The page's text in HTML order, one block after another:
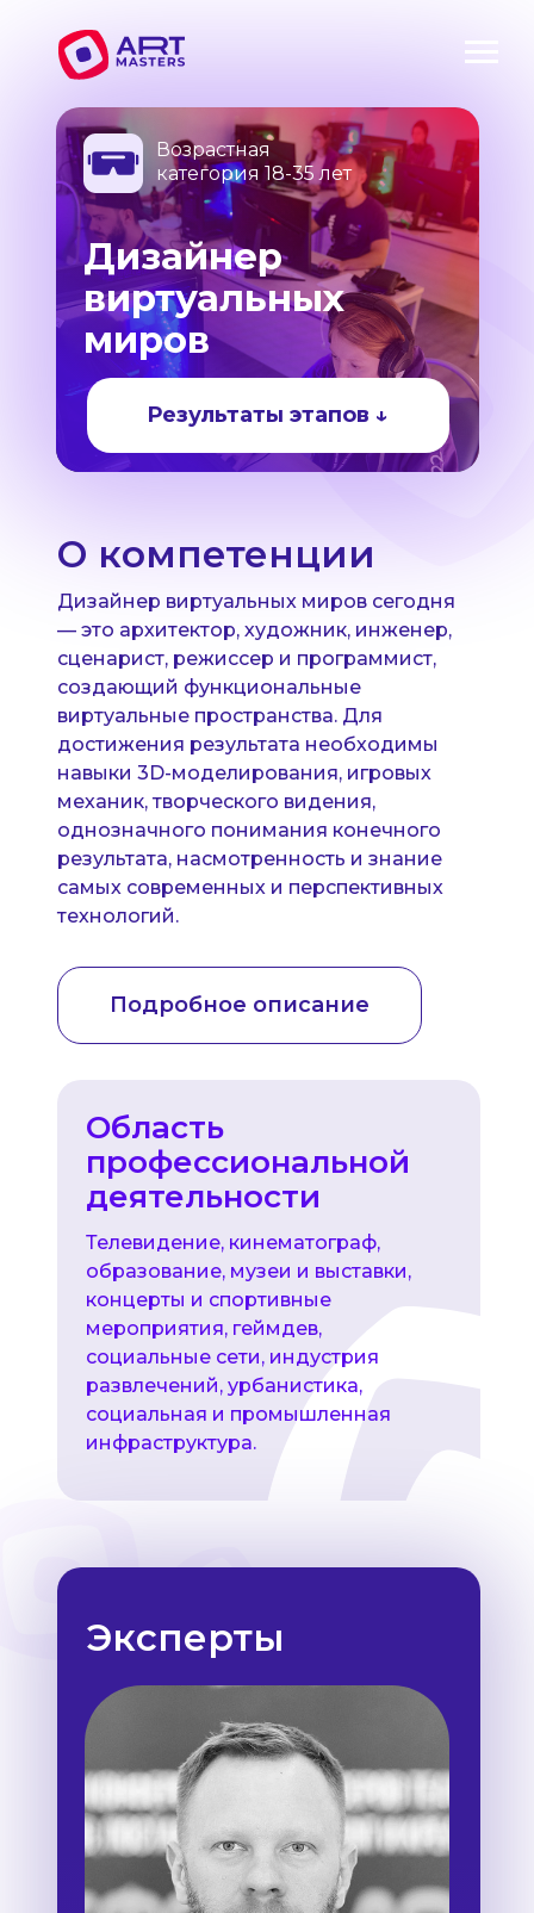
Дизайнер
виртуальных
миров
Возрастная
категория 18-35 лет
Результаты этапов ↓
Область
профессиональной
деятельности
О компетенции
Подробное описание
Дизайнер виртуальных миров сегодня
— это архитектор, художник, инженер,
сценарист, режиссер и программист,
создающий функциональные
виртуальные пространства. Для
достижения результата необходимы
навыки 3D-моделирования, игровых
механик, творческого видения,
однозначного понимания конечного
результата, насмотренность и знание
самых современных и перспективных
технологий.
Телевидение, кинематограф,
образование, музеи и выставки,
концерты и спортивные
мероприятия, геймдев,
социальные сети, индустрия
развлечений, урбанистика,
социальная и промышленная
инфраструктура.
Эксперты